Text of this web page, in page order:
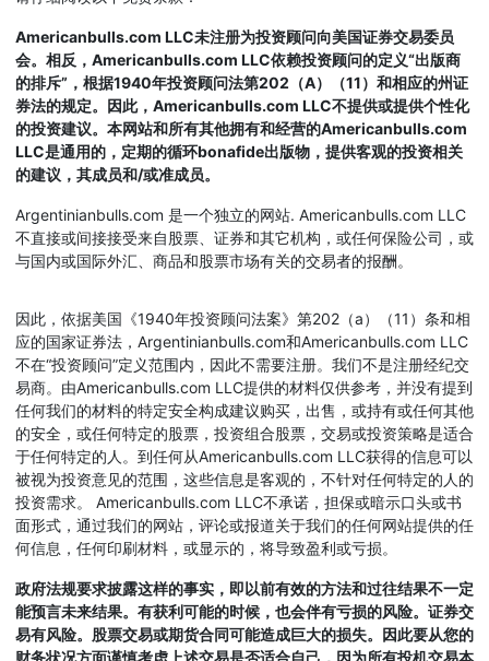
Americanbulls.com LLC未注册为投资顾问向美国证券交易委员
会。相反，Americanbulls.com LLC依赖投资顾问的定义“出版商
的排斥”，根据1940年投资顾问法第202（A）（11）和相应的州证
券法的规定。因此，Americanbulls.com LLC不提供或提供个性化
的投资建议。本网站和所有其他拥有和经营的Americanbulls.com
LLC是通用的，定期的循环bonafide出版物，提供客观的投资相关
的建议，其成员和/或准成员。
Argentinianbulls.com 是一个独立的网站. Americanbulls.com LLC
不直接或间接接受来自股票、证券和其它机构，或任何保险公司，或
与国内或国际外汇、商品和股票市场有关的交易者的报酬。
因此，依据美国《1940年投资顾问法案》第202（a）（11）条和相
应的国家证券法，Argentinianbulls.com和Americanbulls.com LLC
不在“投资顾问”定义范围内，因此不需要注册。我们不是注册经纪交
易商。由Americanbulls.com LLC提供的材料仅供参考，并没有提到
任何我们的材料的特定安全构成建议购买，出售，或持有或任何其他
的安全，或任何特定的股票，投资组合股票，交易或投资策略是适合
于任何特定的人。到任何从Americanbulls.com LLC获得的信息可以
被视为投资意见的范围，这些信息是客观的，不针对任何特定的人的
投资需求。 Americanbulls.com LLC不承诺，担保或暗示口头或书
面形式，通过我们的网站，评论或报道关于我们的任何网站提供的任
何信息，任何印刷材料，或显示的，将导致盈利或亏损。
政府法规要求披露这样的事实，即以前有效的方法和过往结果不一定
能预言未来结果。有获利可能的时候，也会伴有亏损的风险。证券交
易有风险。股票交易或期货合同可能造成巨大的损失。因此要从您的
财务状况方面谨慎考虑上述交易是否适合自己，因为所有投机交易本